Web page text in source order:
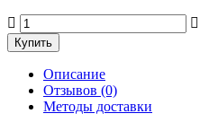
Описание
Отзывов (0)
Методы доставки